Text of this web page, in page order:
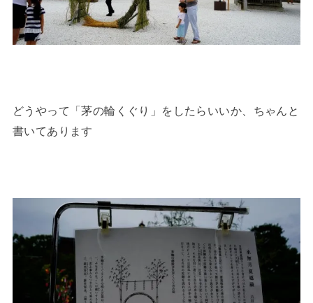
どうやって「茅の輪くぐり」をしたらいいか、ちゃんと
書いてあります